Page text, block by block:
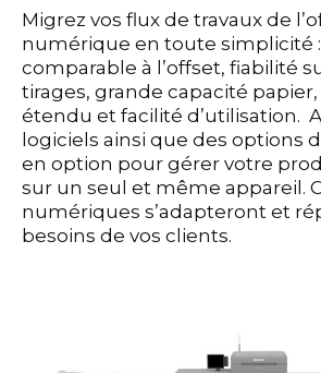
Migrez vos flux de travaux de
numérique en toute simplicité
comparable à l’offset, fiabilité
tirages, grande capacité
étendu et facilité d’utilisation.
logiciels ainsi que des options
en option pour gérer votre
sur un seul et même appareil.
numériques s’adapteront et
besoins de vos clients.